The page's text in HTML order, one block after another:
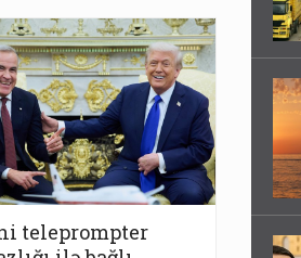
teleprompter